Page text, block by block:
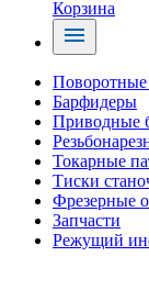
Корзина
Барфидеры
Приводные
Токарные
Тиски
Фрезерные
Запчасти
Режущий